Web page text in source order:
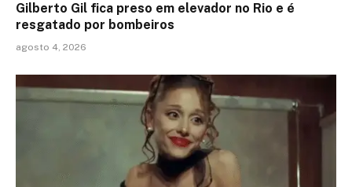
Gilberto Gil fica preso em elevador no Rio e é
resgatado por bombeiros
agosto 4, 2026